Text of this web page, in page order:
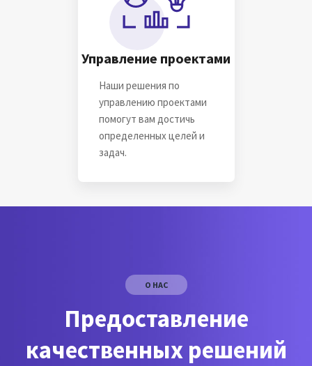
Управление проектами
Наши решения по
управлению проектами
помогут вам достичь
определенных целей и
задач.
О НАС
Предоставление
качественных решений